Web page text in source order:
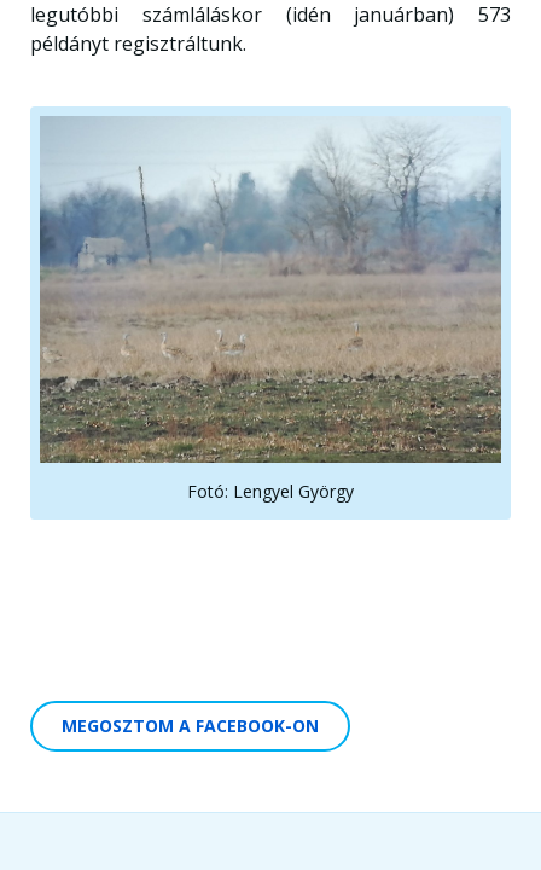
legutóbbi számláláskor (idén januárban) 573
példányt regisztráltunk.
Fotó: Lengyel György
MEGOSZTOM A FACEBOOK-ON